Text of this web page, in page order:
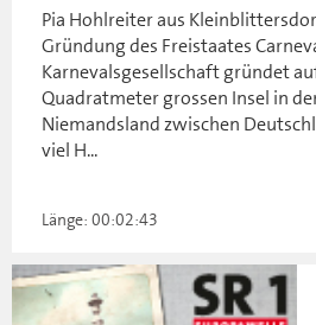
Pia Hohlreiter aus
Gründung des Freistaates
Karnevalsgesellschaft gründet
Quadratmeter grossen Insel in
Niemandsland zwischen
viel H...
Länge: 00:02:43